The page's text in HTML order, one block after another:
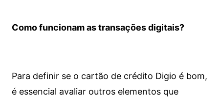
Como funcionam as transações digitais?
Para definir se o cartão de crédito Digio é bom,
é essencial avaliar outros elementos que